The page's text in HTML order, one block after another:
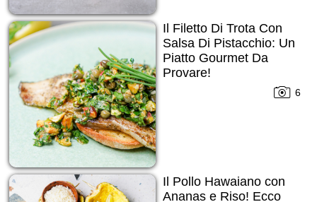
Il Filetto Di Trota Con
Salsa Di Pistacchio: Un
Piatto Gourmet Da
Provare!
6
Il Pollo Hawaiano con
Ananas e Riso! Ecco